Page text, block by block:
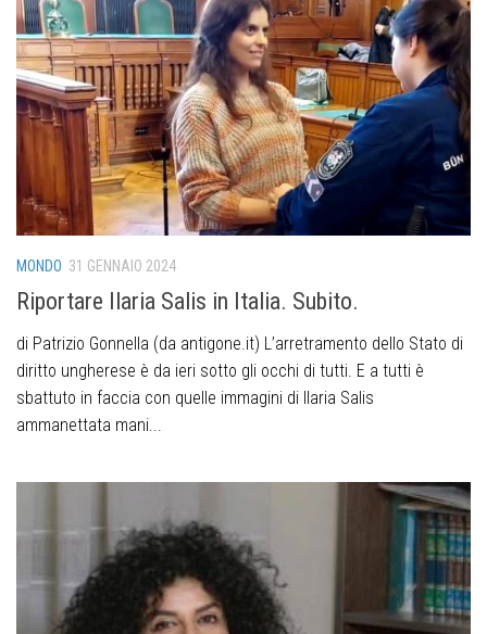
MONDO 31 GENNAIO 2024
Riportare Ilaria Salis in Italia. Subito.
di Patrizio Gonnella (da antigone.it) L’arretramento dello Stato di
diritto ungherese è da ieri sotto gli occhi di tutti. E a tutti è
sbattuto in faccia con quelle immagini di Ilaria Salis
ammanettata mani...